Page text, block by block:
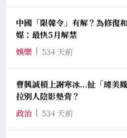
中國「限韓令」有解？為修復
媒：最快5月解禁
娛樂
534 天前
曹興誠槓上謝寒冰...扯「璩美
拉別人陰影墊背？
政治
534 天前